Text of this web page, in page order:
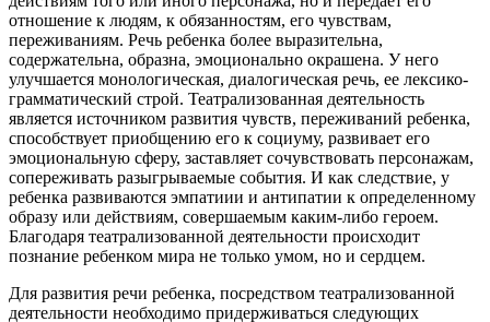
отношение к людям, к обязанностям, его чувствам,
переживаниям. Речь ребенка более выразительна,
содержательна, образна, эмоционально окрашена. У него
улучшается монологическая, диалогическая речь, ее лексико-
грамматический строй. Театрализованная деятельность
является источником развития чувств, переживаний ребенка,
способствует приобщению его к социуму, развивает его
эмоциональную сферу, заставляет сочувствовать персонажам,
сопереживать разыгрываемые события. И как следствие, у
ребенка развиваются эмпатиии и антипатии к определенному
образу или действиям, совершаемым каким-либо героем.
Благодаря театрализованной деятельности происходит
познание ребенком мира не только умом, но и сердцем.
Для развития речи ребенка, посредством театрализованной
деятельности необходимо придерживаться следующих